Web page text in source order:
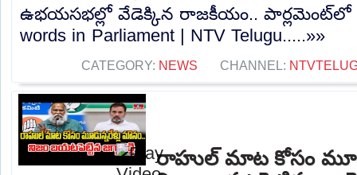
ఉభయసభల్లో వేడెక్కిన రాజకీయం.. పార్లమెంట్‌లో
words in Parliament | NTV Telugu.....»»
CATEGORY: NEWS CHANNEL:
రాహుల్ మాట కోసం